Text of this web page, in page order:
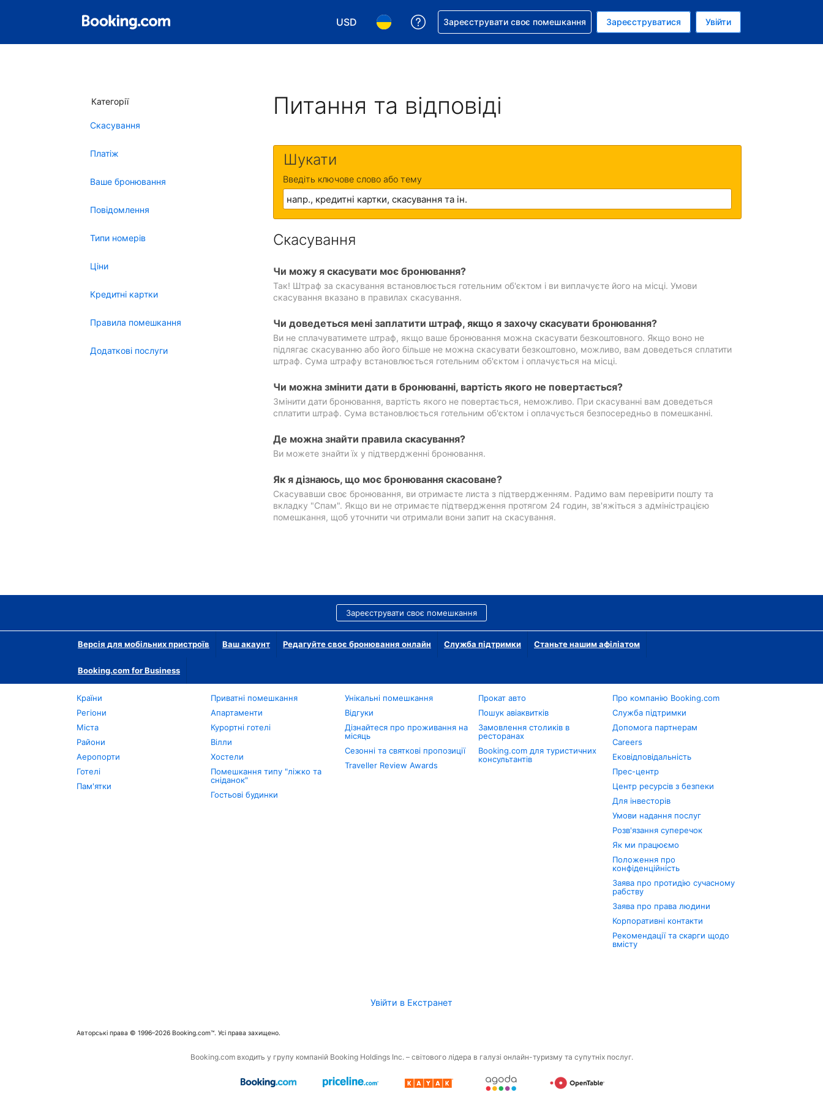
USD
Виберіть валюту. Ваша поточна валюта: Долар США
Виберіть мову. Ваша поточна мова: Українською
Отримайте допомогу з бронюванням
Зареєструвати своє помешкання Зареєструватися Увійти
Категорії
Скасування
Платіж
Ваше бронювання
Повідомлення
Типи номерів
Ціни
Кредитні картки
Правила помешкання
Додаткові послуги
Питання та відповіді
Шукати
Введіть ключове слово або тему
Скасування
Чи можу я скасувати моє бронювання?
Так! Штраф за скасування встановлюється готельним об'єктом і ви виплачуєте його на місці. Умови
скасування вказано в правилах скасування.
Чи доведеться мені заплатити штраф, якщо я захочу скасувати бронювання?
Ви не сплачуватимете штраф, якщо ваше бронювання можна скасувати безкоштовного. Якщо воно не
підлягає скасуванню або його більше не можна скасувати безкоштовно, можливо, вам доведеться сплатити
штраф. Сума штрафу встановлюється готельним об'єктом і оплачується на місці.
Чи можна змінити дати в бронюванні, вартість якого не повертається?
Змінити дати бронювання, вартість якого не повертається, неможливо. При скасуванні вам доведеться
сплатити штраф. Сума встановлюється готельним об'єктом і оплачується безпосередньо в помешканні.
Де можна знайти правила скасування?
Ви можете знайти їх у підтвердженні бронювання.
Як я дізнаюсь, що моє бронювання скасоване?
Скасувавши своє бронювання, ви отримаєте листа з підтвердженням. Радимо вам перевірити пошту та
вкладку "Спам". Якщо ви не отримаєте підтвердження протягом 24 годин, зв'яжіться з адміністрацією
помешкання, щоб уточнити чи отримали вони запит на скасування.
Зареєструвати своє помешкання
Версія для мобільних пристроїв Ваш акаунт Редагуйте своє бронювання онлайн Служба підтримки Станьте нашим афіліатом
Booking.com for Business
Країни
Регіони
Міста
Райони
Аеропорти
Готелі
Пам'ятки
Приватні помешкання
Апартаменти
Курортні готелі
Вілли
Хостели
Помешкання типу "ліжко та
сніданок"
Гостьові будинки
Унікальні помешкання
Відгуки
Дізнайтеся про проживання на
місяць
Сезонні та святкові пропозиції
Traveller Review Awards
Прокат авто
Пошук авіаквитків
Замовлення столиків в
ресторанах
Booking.com для туристичних
консультантів
Про компанію Booking.com
Служба підтримки
Допомога партнерам
Careers
Ековідповідальність
Прес-центр
Центр ресурсів з безпеки
Для інвесторів
Умови надання послуг
Розв'язання суперечок
Як ми працюємо
Положення про
конфіденційність
Заява про протидію сучасному
рабству
Заява про права людини
Корпоративні контакти
Рекомендації та скарги щодо
вмісту
Увійти в Екстранет
Авторські права © 1996–2026 Booking.com™. Усі права захищено.
Booking.com входить у групу компаній Booking Holdings Inc. – світового лідера в галузі онлайн-туризму та супутніх послуг.